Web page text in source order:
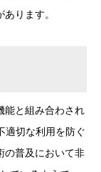
ります。
能と組み合わされ
適切な利用を防ぐ
の普及において非